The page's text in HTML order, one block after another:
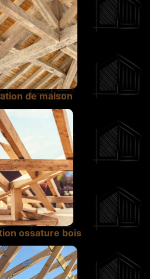
de maison
ossature bois